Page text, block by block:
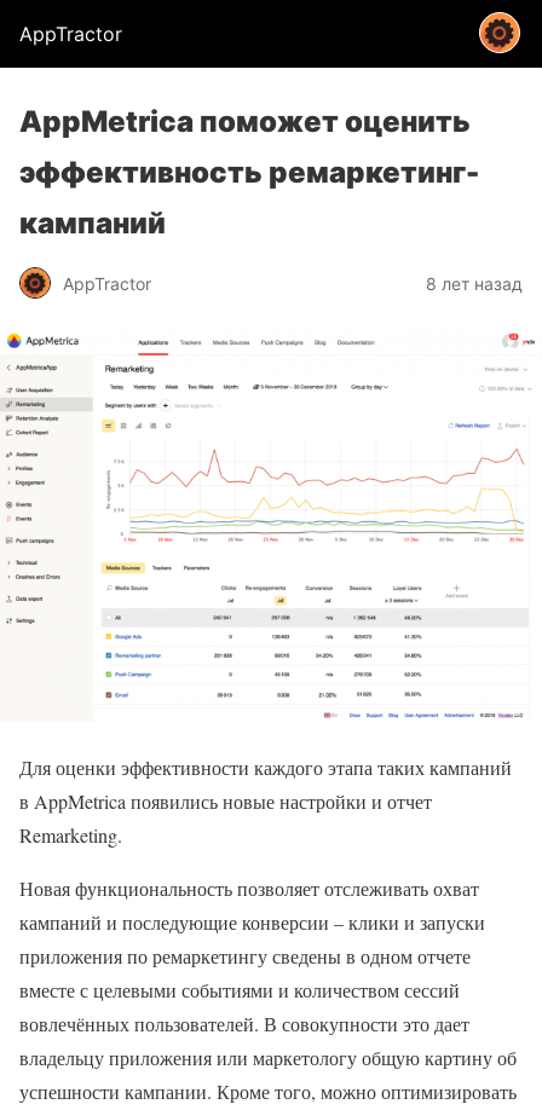
AppTractor
AppMetrica поможет оценить
эффективность ремаркетинг-
кампаний
AppTractor 8 лет назад
Для оценки эффективности каждого этапа таких кампаний
в AppMetrica появились новые настройки и отчет
Remarketing.
Новая функциональность позволяетотслеживать охват
кампаний и последующие конверсии – клики и запуски
приложения по ремаркетингу сведены в одном отчете
вместе с целевыми событиями и количеством сессий
вовлечённых пользователей. В совокупности это дает
владельцу приложения или маркетологу общую картину об
успешности кампании. Кроме того, можнооптимизировать